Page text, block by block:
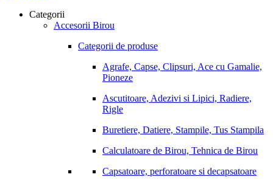
Categorii
Accesorii Birou
Categorii de produse
Agrafe, Capse, Clipsuri, Ace cu Gamalie,
Pioneze
Ascutitoare, Adezivi si Lipici, Radiere,
Rigle
Buretiere, Datiere, Stampile, Tus Stampila
Calculatoare de Birou, Tehnica de Birou
Capsatoare, perforatoare si decapsatoare